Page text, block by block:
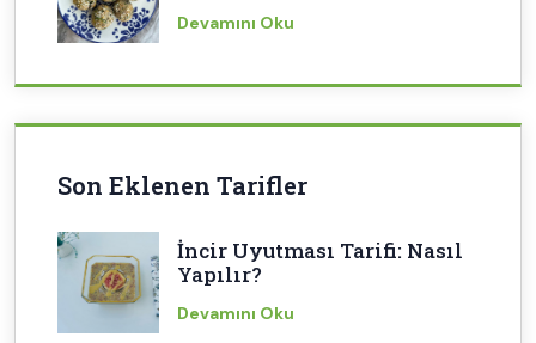
Devamını Oku
Son Eklenen Tarifler
İncir Uyutması Tarifi: Nasıl
Yapılır?
Devamını Oku